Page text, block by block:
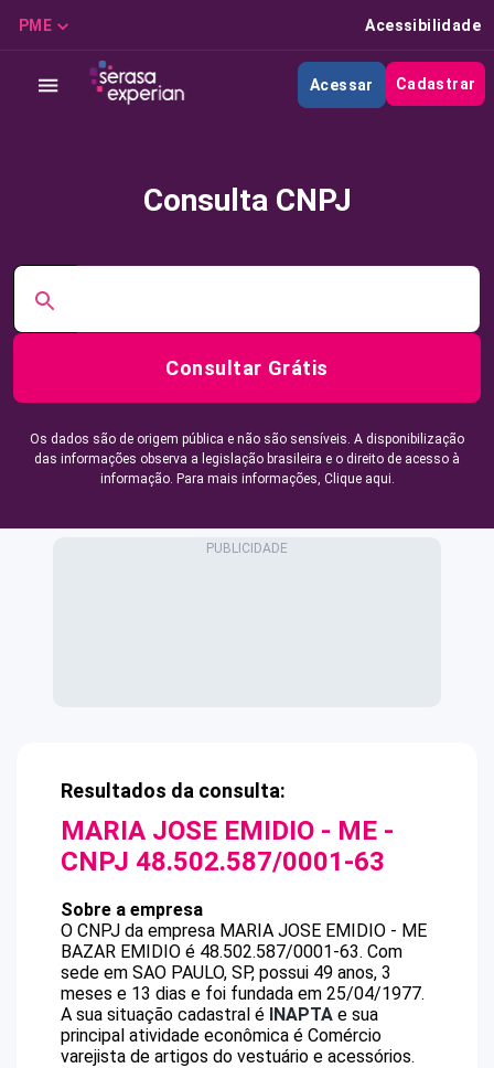
PME Acessibilidade
Acessar Cadastrar
Consulta CNPJ
Consultar Grátis
Os dados são de origem pública e não são sensíveis. A disponibilização
das informações observa a legislação brasileira e o direito de acesso à
informação. Para mais informações, Clique aqui.
Resultados da consulta:
MARIA JOSE EMIDIO - ME -
CNPJ 48.502.587/0001-63
Sobre a empresa
O CNPJ da empresa MARIA JOSE EMIDIO - ME
BAZAR EMIDIO é 48.502.587/0001-63. Com
sede em SAO PAULO, SP, possui 49 anos, 3
meses e 13 dias e foi fundada em 25/04/1977.
A sua situação cadastral é INAPTA e sua
principal atividade econômica é Comércio
varejista de artigos do vestuário e acessórios.